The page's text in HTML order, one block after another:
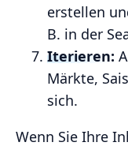
erstellen
B. in der
Iterieren:
Märkte,
sich.
Wenn Sie Ihre